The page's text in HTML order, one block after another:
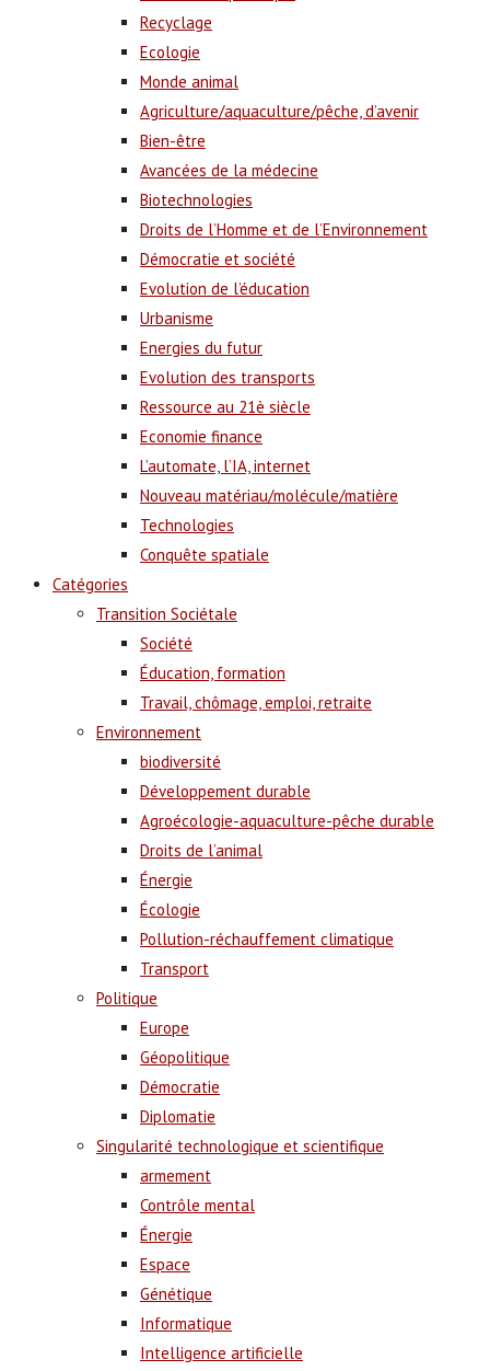
Recyclage
Ecologie
Monde animal
Agriculture/aquaculture/pêche, d’avenir
Bien-être
Avancées de la médecine
Biotechnologies
Droits de l’Homme et de l’Environnement
Démocratie et société
Evolution de l’éducation
Urbanisme
Energies du futur
Evolution des transports
Ressource au 21è siècle
Economie finance
L’automate, l’IA, internet
Nouveau matériau/molécule/matière
Technologies
Conquête spatiale
Catégories
Transition Sociétale
Société
Éducation, formation
Travail, chômage, emploi, retraite
Environnement
biodiversité
Développement durable
Agroécologie-aquaculture-pêche durable
Droits de l’animal
Énergie
Écologie
Pollution-réchauffement climatique
Transport
Politique
Europe
Géopolitique
Démocratie
Diplomatie
Singularité technologique et scientifique
armement
Contrôle mental
Énergie
Espace
Génétique
Informatique
Intelligence artificielle